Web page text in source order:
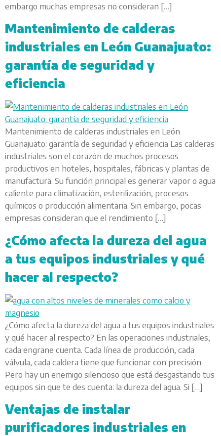
embargo muchas empresas no consideran […]
Mantenimiento de calderas
industriales en León Guanajuato:
garantía de seguridad y
eficiencia
Mantenimiento de calderas industriales en León
Guanajuato: garantía de seguridad y eficiencia Las calderas
industriales son el corazón de muchos procesos
productivos en hoteles, hospitales, fábricas y plantas de
manufactura. Su función principal es generar vapor o agua
caliente para climatización, esterilización, procesos
químicos o producción alimentaria. Sin embargo, pocas
empresas consideran que el rendimiento […]
¿Cómo afecta la dureza del agua
a tus equipos industriales y qué
hacer al respecto?
¿Cómo afecta la dureza del agua a tus equipos industriales
y qué hacer al respecto? En las operaciones industriales,
cada engrane cuenta. Cada línea de producción, cada
válvula, cada caldera tiene que funcionar con precisión.
Pero hay un enemigo silencioso que está desgastando tus
equipos sin que te des cuenta: la dureza del agua. Si […]
Ventajas de instalar
purificadores industriales en